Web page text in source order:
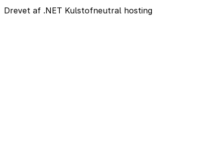
Drevet af .NET Kulstofneutral hosting